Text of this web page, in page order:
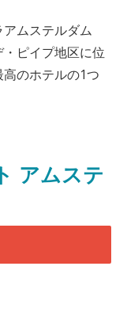
ムステルダム
ピイプ地区に位
のホテルの1つ
アムステ